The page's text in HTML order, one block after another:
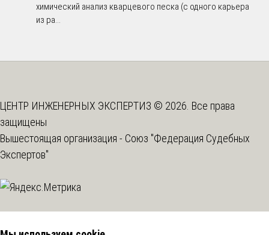
химический анализ кварцевого песка (с одного карьера
из ра...
ЦЕНТР ИНЖЕНЕРНЫХ ЭКСПЕРТИЗ © 2026. Все права
защищены
Вышестоящая организация - Союз "Федерация Судебных
Экспертов"